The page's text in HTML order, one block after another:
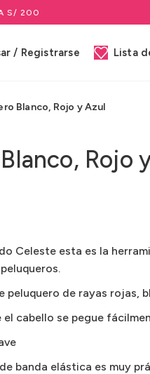
S/ 200
/ Registrarse Lista
Blanco, Rojo y Azul
Rojo
Celeste esta es la
peluquero de rayas rojas,
cabello se pegue
banda elástica es muy